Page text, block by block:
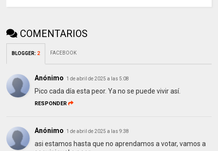
COMENTARIOS
BLOGGER: 2 FACEBOOK
Anónimo 1 de abril de 2025 a las 5:08
Pico cada día esta peor. Ya no se puede vivir así.
RESPONDER
Anónimo 1 de abril de 2025 a las 9:38
asi estamos hasta que no aprendamos a votar, vamos a